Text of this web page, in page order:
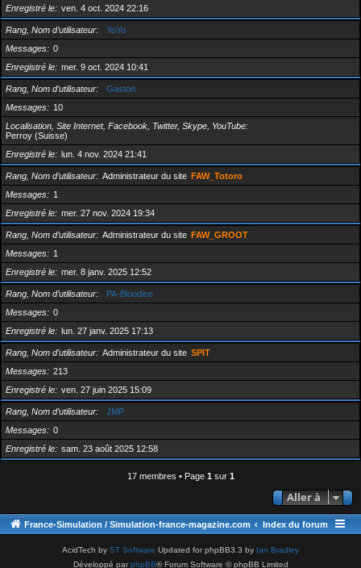
Enregistré le
ven. 4 oct. 2024 22:16
Rang, Nom d’utilisateur
YoYo
Messages
0
Enregistré le
mer. 9 oct. 2024 10:41
Rang, Nom d’utilisateur
Gaston
Messages
10
Localisation, Site Internet, Facebook, Twitter, Skype, YouTube
Perroy (Suisse)
Enregistré le
lun. 4 nov. 2024 21:41
Rang, Nom d’utilisateur Administrateur du site FAW_Totoro
Messages
1
Enregistré le
mer. 27 nov. 2024 19:34
Rang, Nom d’utilisateur Administrateur du site FAW_GROOT
Messages
1
Enregistré le
mer. 8 janv. 2025 12:52
Rang, Nom d’utilisateur
PA-Bloodice
Messages
0
Enregistré le
lun. 27 janv. 2025 17:13
Rang, Nom d’utilisateur Administrateur du site SPIT
Messages
213
Enregistré le
ven. 27 juin 2025 15:09
Rang, Nom d’utilisateur
JMP
Messages
0
Enregistré le
sam. 23 août 2025 12:58
17 membres • Page 1 sur 1
Aller à
France-Simulation / Simulation-france-magazine.com Index du forum
AcidTech by ST Software Updated for phpBB3.3 by Ian Bradley
Développé parphpBB® Forum Software © phpBB Limited